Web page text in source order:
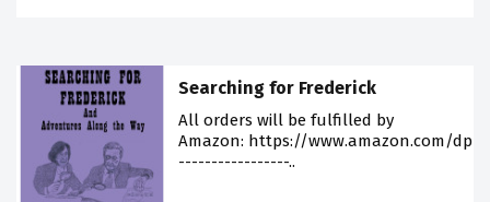
Searching for Frederick
All orders will be fulfilled by
Amazon: https://www.amazon.com/dp/
-----------------..